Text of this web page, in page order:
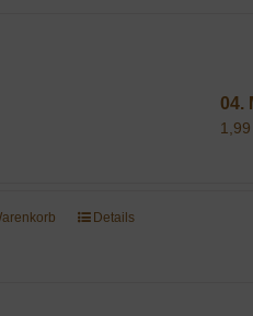
04.
1,99
Details